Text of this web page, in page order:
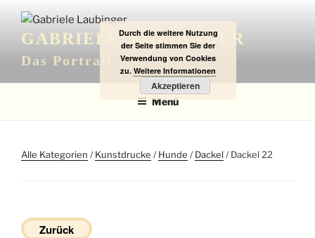
Inhalt
springenGABRIELE LAUBINGER
Das Portrait
Menü
Alle Kategorien /Kunstdrucke /Hunde /Dackel/ Dackel 22
Zurück
Durch die weitere Nutzung
der Seite stimmen Sie der
Verwendung von Cookies
zu. Weitere Informationen
Akzeptieren